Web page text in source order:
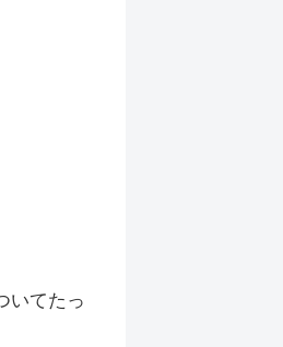
いてたっ